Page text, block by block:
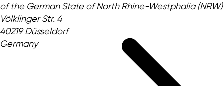
of the German State of North Rhine-Westphalia (NRW)
Völklinger Str. 4
40219 Düsseldorf
Germany